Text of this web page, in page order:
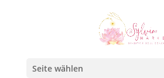
Seite wählen